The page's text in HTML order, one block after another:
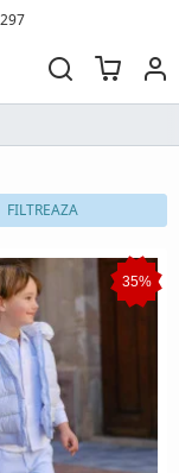
FILTREAZA
35%